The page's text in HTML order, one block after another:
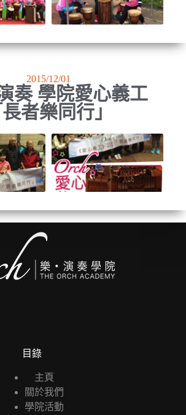
2015/12/01
奏 學院愛心義工
長者樂同行」
目錄
主頁
關於我們
學院活動